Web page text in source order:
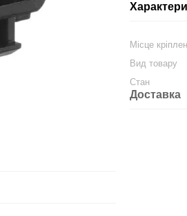
Місце
Вид товару
Стан
Доставка